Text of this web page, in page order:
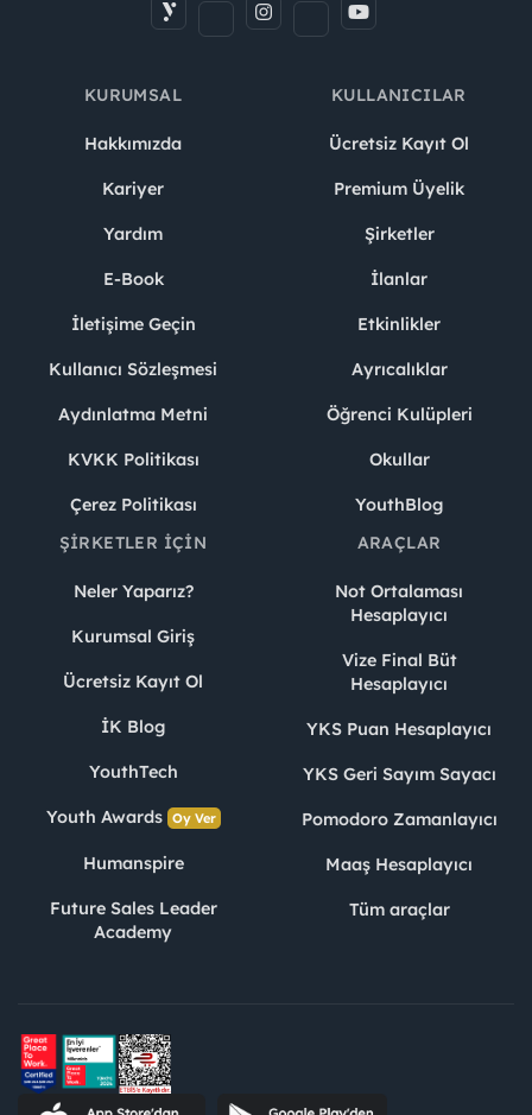
KURUMSAL
Hakkımızda
Kariyer
Yardım
E-Book
İletişime Geçin
Kullanıcı Sözleşmesi
Aydınlatma Metni
KVKK Politikası
Çerez Politikası
KULLANICILAR
Ücretsiz Kayıt Ol
Premium Üyelik
Şirketler
İlanlar
Etkinlikler
Ayrıcalıklar
Öğrenci Kulüpleri
Okullar
YouthBlog
ŞIRKETLER İÇIN
Neler Yaparız?
Kurumsal Giriş
Ücretsiz Kayıt Ol
İK Blog
YouthTech
Youth Awards Oy Ver
Humanspire
Future Sales Leader
Academy
ARAÇLAR
Not Ortalaması
Hesaplayıcı
Vize Final Büt
Hesaplayıcı
YKS Puan Hesaplayıcı
YKS Geri Sayım Sayacı
Pomodoro Zamanlayıcı
Maaş Hesaplayıcı
Tüm araçlar